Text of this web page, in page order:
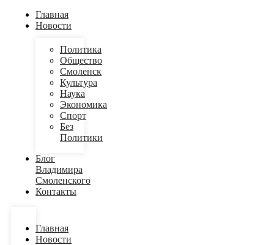
Главная
Новости
Политика
Общество
Смоленск
Культура
Наука
Экономика
Спорт
Без
Политики
Блог
Владимира
Смоленского
Контакты
Главная
Новости